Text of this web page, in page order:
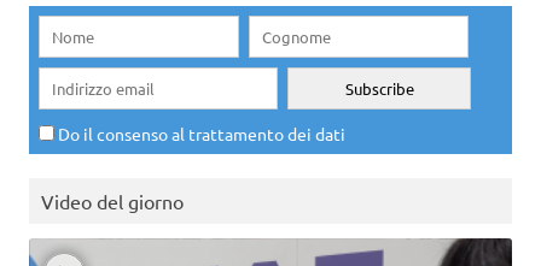
Do il consenso al trattamento dei dati
Video del giorno